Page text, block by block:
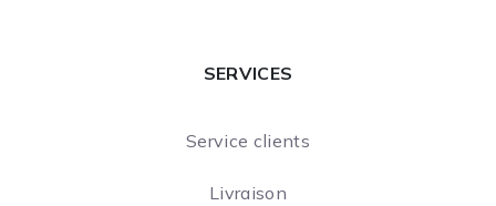
SERVICES
Service clients
Livraison